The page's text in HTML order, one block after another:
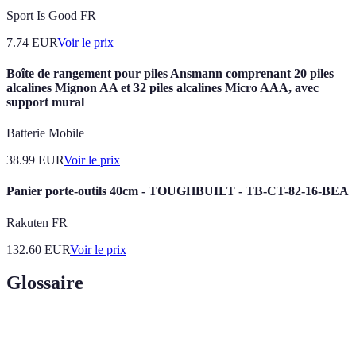
Sport Is Good FR
7.74 EURVoir le prix
Boîte de rangement pour piles Ansmann comprenant 20 piles
alcalines Mignon AA et 32 piles alcalines Micro AAA, avec
support mural
Batterie Mobile
38.99 EURVoir le prix
Panier porte-outils 40cm - TOUGHBUILT - TB-CT-82-16-BEA
Rakuten FR
132.60 EURVoir le prix
Glossaire